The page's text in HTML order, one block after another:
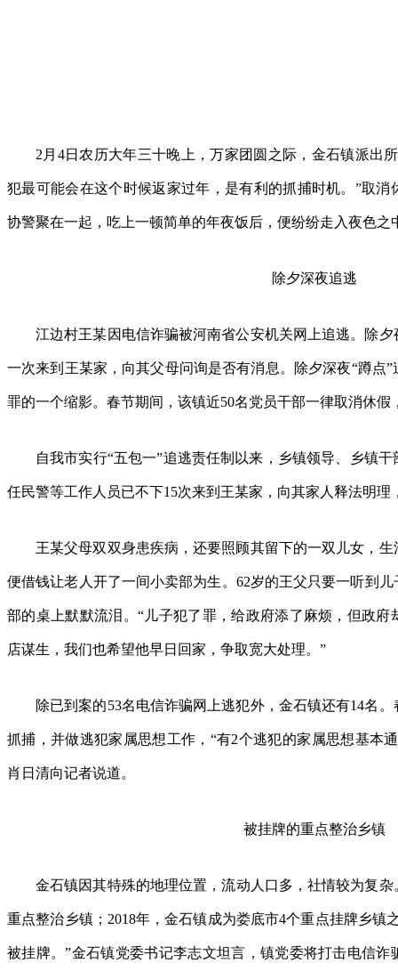
2月4日农历大年三十晚上，万家团圆之际，金石镇派出
犯最可能会在这个时候返家过年，是有利的抓捕时机。”取消
协警聚在一起，吃上一顿简单的年夜饭后，便纷纷走入夜色之
除夕深夜追逃
江边村王某因电信诈骗被河南省公安机关网上追逃。除
一次来到王某家，向其父母问询是否有消息。除夕深夜“蹲点
罪的一个缩影。春节期间，该镇近50名党员干部一律取消休假
自我市实行“五包一”追逃责任制以来，乡镇领导、乡镇
任民警等工作人员已不下15次来到王某家，向其家人释法明
王某父母双双身患疾病，还要照顾其留下的一双儿女，
便借钱让老人开了一间小卖部为生。62岁的王父只要一听到
部的桌上默默流泪。“儿子犯了罪，给政府添了麻烦，但政
店谋生，我们也希望他早日回家，争取宽大处理。”
除已到案的53名电信诈骗网上逃犯外，金石镇还有14名
抓捕，并做逃犯家属思想工作，“有2个逃犯的家属思想基本
肖日清向记者说道。
被挂牌的重点整治乡镇
金石镇因其特殊的地理位置，流动人口多，社情较为复
重点整治乡镇；2018年，金石镇成为娄底市4个重点挂牌乡镇
被挂牌。”金石镇党委书记李志文坦言，镇党委将打击电信